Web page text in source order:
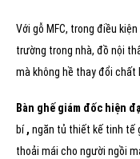
Với gỗ MFC, trong điều
trường trong nhà, đồ nội
mà không hề thay đổi chất
Bàn ghế giám đốc hiện
bí, ngăn tủ thiết kế tinh tế
thoải mái cho người ngồi